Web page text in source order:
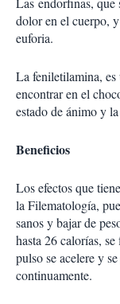
dolor en el cuerpo,
euforia.
La feniletilamina,
encontrar en el
estado de ánimo y
Beneficios
Los efectos que
la Filematología,
sanos y bajar de
hasta 26 calorías,
pulso se acelere y
continuamente.